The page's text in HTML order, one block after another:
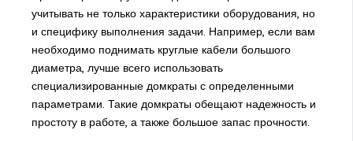
учитывать не только характеристики оборудования, но
и специфику выполнения задачи. Например, если вам
необходимо поднимать круглые кабели большого
диаметра, лучше всего использовать
специализированные домкраты с определенными
параметрами. Такие домкраты обещают надежность и
простоту в работе, а также большое запас прочности.